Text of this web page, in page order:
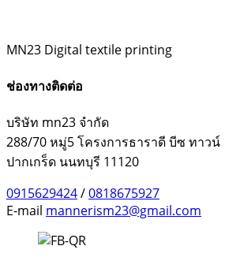
MN23 Digital textile printing
ช่องทางติดต่อ
บริษัท mn23 จำกัด
288/70 หมู่5 โครงการธาราดี บีซ ทาวน์
ปากเกร็ด นนทบุรี 11120
0915629424/0818675927
E-mail mannerism23@gmail.com